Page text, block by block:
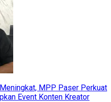
MPP Paser Perkuat
Event Konten Kreator